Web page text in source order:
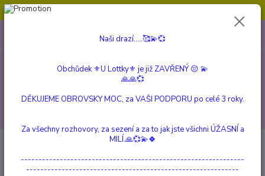
CZK
BÍLÁ ŠALVĚJ a Vše kolem Písek do kadidelnice s Olivínem
Písek do kadidelnice s Olivínem
Naši drazí.....🥰💫💞
Obchůdek ⚜️U Lottky⚜️ je již ZAVŘENÝ 😔 💫
🙏🙏💞
DĚKUJEME OBROVSKY MOC, za VAŠI PODPORU po celé 3 roky.
Za všechny rozhovory, za sezení a za to jak jste všichni ÚŽASNÍ a
MILÍ.🙏💞💫🍀
---------------------------------------------------------------
------------------------------------------------------------